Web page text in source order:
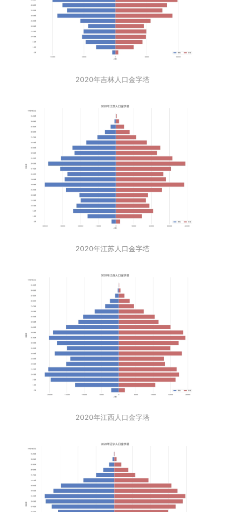
2020年吉林人口金字塔
2020年江苏人口金字塔
2020年江西人口金字塔